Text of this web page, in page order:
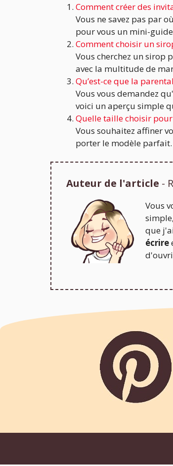
Comment créer des
Vous ne savez pas par
pour vous un mini-
Comment choisir un
Vous cherchez un sirop
avec la multitude de
Qu’est-ce que la
Vous vous demandez
voici un aperçu simple
Quelle taille choisir
Vous souhaitez affiner
porter le modèle parfait.
Auteur de l'article -
Vous
simple,
que
écrire